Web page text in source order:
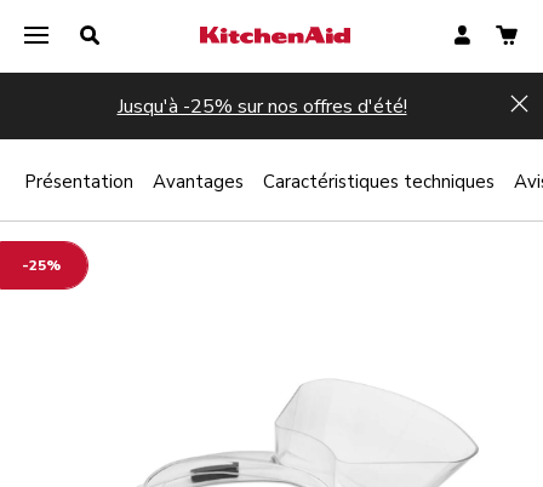
Jusqu'à -25% sur nos offres d'été!
-25%
Présentation Avantages Caractéristiques techniques